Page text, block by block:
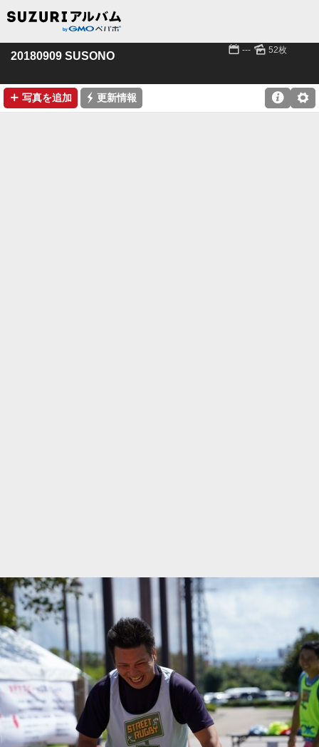
20180909 SUSONO 📅 --- 🌄 52枚
➕ 写真を追加 ⚡ 更新情報 ⚙
